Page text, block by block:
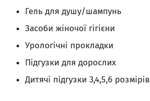
Гель для душу/шампунь
Засоби жіночої гігієни
Урологічні прокладки
Підгузки для дорослих
Дитячі підгузки 3,4,5,6 розмірів